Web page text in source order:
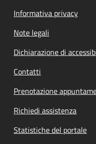
Informativa privacy
Note legali
Dichiarazione di
Contatti
Prenotazione
Richiedi assistenza
Statistiche del portale